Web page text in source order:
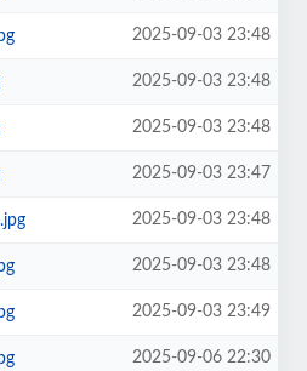
2025-09-03 23:48
2025-09-03 23:48
2025-09-03 23:48
2025-09-03 23:47
2025-09-03 23:48
2025-09-03 23:48
2025-09-03 23:49
2025-09-06 22:30